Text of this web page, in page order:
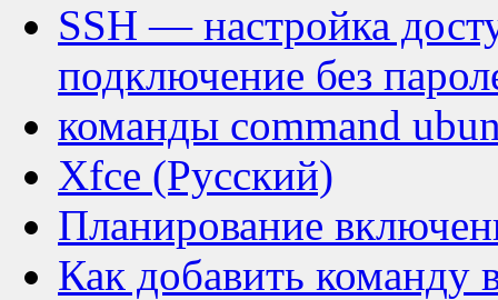
SSH — настройка
подключение без
команды command
Xfce (Русский)
Планирование
Как добавить команду